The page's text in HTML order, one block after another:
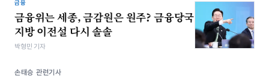
금융
금융위는 세종, 금감원은 원주? 금융당국
지방 이전설 다시 솔솔
박형민 기자
손태승 관련기사